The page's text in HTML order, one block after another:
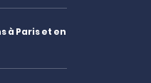
à Paris et en